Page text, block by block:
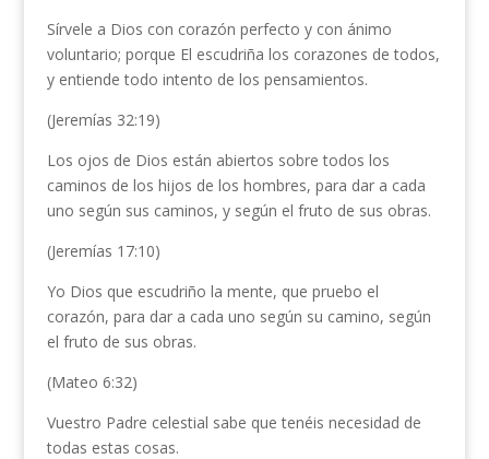
Sírvele a Dios con corazón perfecto y con ánimo
voluntario; porque El escudriña los corazones de todos,
y entiende todo intento de los pensamientos.
(Jeremías 32:19)
Los ojos de Dios están abiertos sobre todos los
caminos de los hijos de los hombres, para dar a cada
uno según sus caminos, y según el fruto de sus obras.
(Jeremías 17:10)
Yo Dios que escudriño la mente, que pruebo el
corazón, para dar a cada uno según su camino, según
el fruto de sus obras.
(Mateo 6:32)
Vuestro Padre celestial sabe que tenéis necesidad de
todas estas cosas.